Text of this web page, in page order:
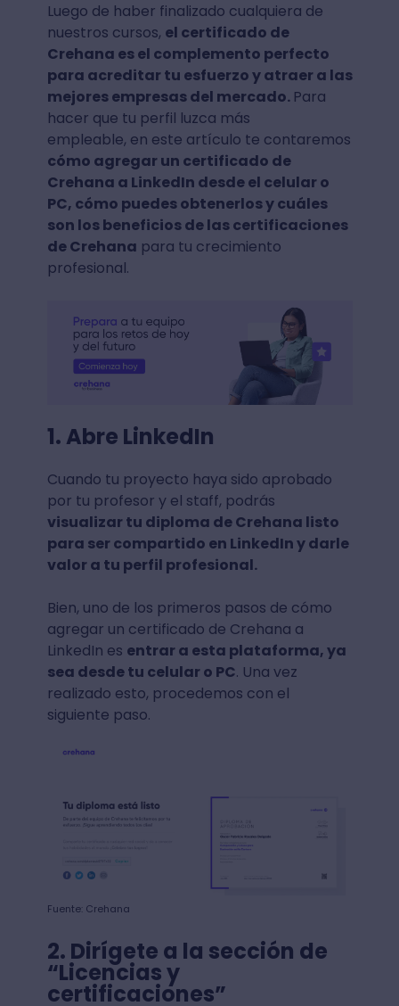
Luego de haber finalizado cualquiera de
nuestros cursos, el certificado de
Crehana es el complemento perfecto
para acreditar tu esfuerzo y atraer a las
mejores empresas del mercado. Para
hacer que tu perfil luzca más
empleable, en este artículo te contaremos
cómo agregar un certificado de
Crehana a LinkedIn desde el celular o
PC, cómo puedes obtenerlos y cuáles
son los beneficios de las certificaciones
de Crehana para tu crecimiento
profesional.
1. Abre LinkedIn
Cuando tu proyecto haya sido aprobado
por tu profesor y el staff, podrás
visualizar tu diploma de Crehana listo
para ser compartido en LinkedIn y darle
valor a tu perfil profesional.
Bien, uno de los primeros pasos de cómo
agregar un certificado de Crehana a
LinkedIn es entrar a esta plataforma, ya
sea desde tu celular o PC. Una vez
realizado esto, procedemos con el
siguiente paso.
Fuente: Crehana
2. Dirígete a la sección de
“Licencias y
certificaciones”